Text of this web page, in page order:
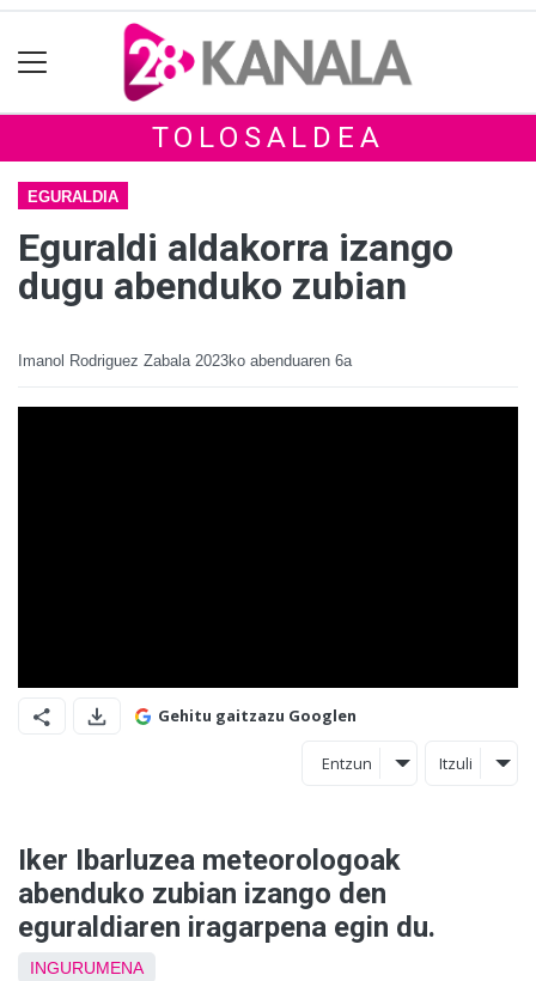
TOLOSALDEA
EGURALDIA
Eguraldi aldakorra izango
dugu abenduko zubian
Imanol Rodriguez Zabala 2023ko abenduaren 6a
Gehitu gaitzazu Googlen
Entzun Itzuli
Iker Ibarluzea meteorologoak
abenduko zubian izango den
eguraldiaren iragarpena egin du.
INGURUMENA